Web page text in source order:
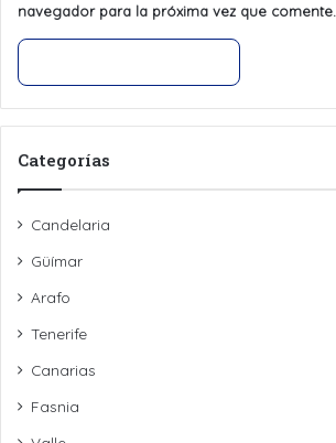
navegador para la próxima vez que comente.
Categorías
Candelaria
Güímar
Arafo
Tenerife
Canarias
Fasnia